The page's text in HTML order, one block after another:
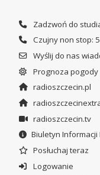
Zadzwoń do
Czujny non stop:
Wyślij do nas
Prognoza pogody
radioszczecin.pl
radioszczecin.tv
Biuletyn Informacji
Posłuchaj teraz
Logowanie